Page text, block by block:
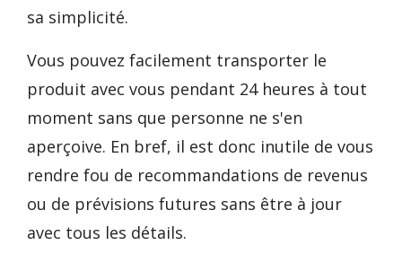
sa simplicité.
Vous pouvez facilement transporter le
produit avec vous pendant 24 heures à tout
moment sans que personne ne s'en
aperçoive. En bref, il est donc inutile de vous
rendre fou de recommandations de revenus
ou de prévisions futures sans être à jour
avec tous les détails.